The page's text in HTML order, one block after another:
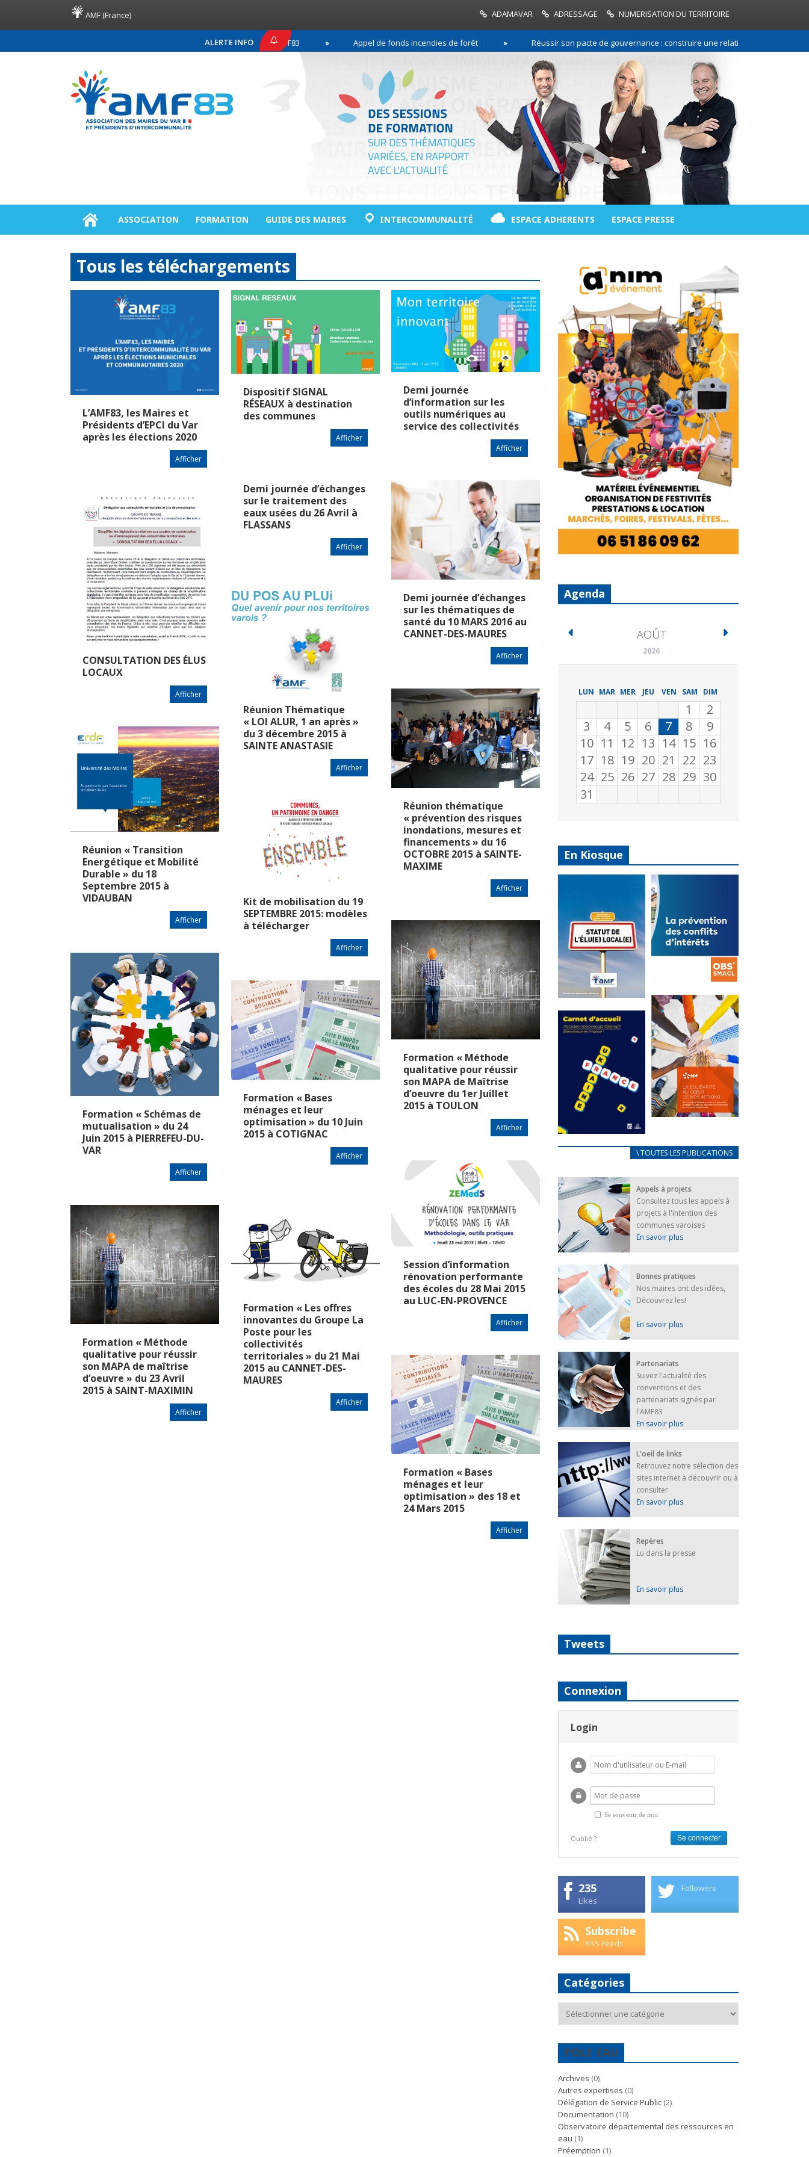
AMF (France) ADAMAVAR ADRESSAGE NUMERISATION DU TERRITOIRE
ALERTE INFO
COMMUNIQUÉ DE PRESSE AMF83 Appel de fonds incendies de forêt Réussir son pacte de gouvernance : construire une relation de confiance entre les
ASSOCIATION FORMATION GUIDE DES MAIRES INTERCOMMUNALITÉ ESPACE ADHERENTS ESPACE PRESSE
Tous les téléchargements
L’AMF83, les Maires et
Présidents d’EPCI du Var
après les élections 2020
Afficher
Dispositif SIGNAL
RÉSEAUX à destination
des communes
Afficher
Demi journée
d’information sur les
outils numériques au
service des collectivités
Afficher
Demi journée d’échanges
sur le traitement des
eaux usées du 26 Avril à
FLASSANS
Afficher
Demi journée d’échanges
sur les thématiques de
santé du 10 MARS 2016 au
CANNET-DES-MAURES
Afficher
CONSULTATION DES ÉLUS
LOCAUX
Afficher
Réunion Thématique
« LOI ALUR, 1 an après »
du 3 décembre 2015 à
SAINTE ANASTASIE
Afficher
Réunion thématique
« prévention des risques
inondations, mesures et
financements » du 16
OCTOBRE 2015 à SAINTE-
MAXIME
Afficher
Réunion « Transition
Energétique et Mobilité
Durable » du 18
Septembre 2015 à
VIDAUBAN
Afficher
Kit de mobilisation du 19
SEPTEMBRE 2015: modèles
à télécharger
Afficher
Formation « Méthode
qualitative pour réussir
son MAPA de Maîtrise
d’oeuvre du 1er Juillet
2015 à TOULON
Afficher
Formation « Schémas de
mutualisation » du 24
Juin 2015 à PIERREFEU-DU-
VAR
Afficher
Formation « Bases
ménages et leur
optimisation » du 10 Juin
2015 à COTIGNAC
Afficher
Session d’information
rénovation performante
des écoles du 28 Mai 2015
au LUC-EN-PROVENCE
Afficher
Formation « Les offres
innovantes du Groupe La
Poste pour les
collectivités
territoriales » du 21 Mai
2015 au CANNET-DES-
MAURES
Afficher
Formation « Méthode
qualitative pour réussir
son MAPA de maîtrise
d’oeuvre » du 23 Avril
2015 à SAINT-MAXIMIN
Afficher
Formation « Bases
ménages et leur
optimisation » des 18 et
24 Mars 2015
Afficher
Agenda
AOÛT
2026
LUN MAR MER JEU VEN SAM DIM
1
2
3
4 5 6 7 8
9
10 11 12 13 14 15 16
17 18 19 20 21 22 23
24 25 26 27 28 29 30
31
En Kiosque
Statut de
l’élu local
Mise à jour avril
2024
FEUILLETER
La
prévention
des conflits
d’intérêts
18 septembre 2023
FEUILLETER
au coeur de
nos actions
FEUILLETER
FRANÇAIS/UKRAINIEN
25 avril 2022
Afin
d’accompagner
au mieux les
réfugiés
ukrainiens arrivés
en France,...
FEUILLETER
\ TOUTES LES PUBLICATIONS
Appels à projets
Consultez tous les appels à
projets à l'intention des
communes varoises
En savoir plus
Bonnes pratiques
Nos maires ont des idées,
Découvrez les!
En savoir plus
Partenariats
Suivez l'actualité des
conventions et des
partenariats signés par
l'AMF83
En savoir plus
L'oeil de links
Retrouvez notre sélection des
sites internet à découvrir ou à
consulter
En savoir plus
Repères
Lu dans la presse
En savoir plus
Tweets
Connexion
Login
Se souvenir de moi
Oublié ?
235
Likes
Followers
Subscribe
RSS Feeds
Catégories
POLE EAU
Archives (0)
Autres expertises (0)
Délégation de Service Public (2)
Documentation (10)
Observatoire départemental des ressources en
eau (1)
Préemption (1)